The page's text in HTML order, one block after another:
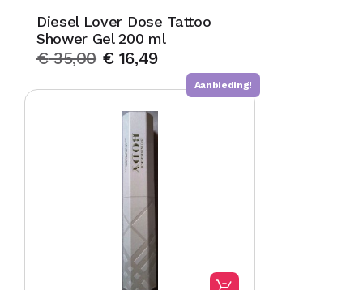
Diesel Lover Dose Tattoo
Shower Gel 200 ml
€35,00 €16,49
Aanbieding!